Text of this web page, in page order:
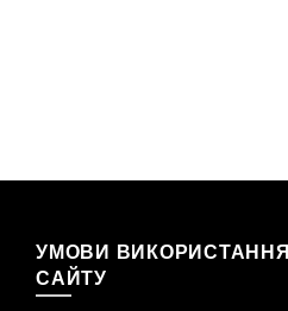
УМОВИ ВИКОРИСТАННЯ
САЙТУ